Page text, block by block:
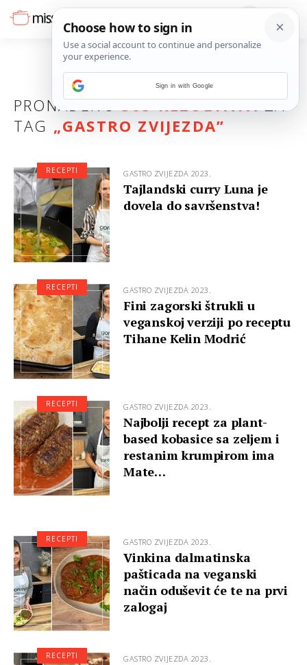
PRONAĐENO303 REZULTATAZA
TAG „GASTRO ZVIJEZDA”
GASTRO ZVIJEZDA 2023.
Tajlandski curry Luna je
dovela do savršenstva!
RECEPTI
GASTRO ZVIJEZDA 2023.
Fini zagorski štrukli u
veganskoj verziji po receptu
Tihane Kelin Modrić
RECEPTI
GASTRO ZVIJEZDA 2023.
Najbolji recept za plant-
based kobasice sa zeljem i
restanim krumpirom ima
Mate…
RECEPTI
GASTRO ZVIJEZDA 2023.
Vinkina dalmatinska
pašticada na veganski
način oduševit će te na prvi
zalogaj
RECEPTI
GASTRO ZVIJEZDA 2023.
RECEPTI
Sign in with Google